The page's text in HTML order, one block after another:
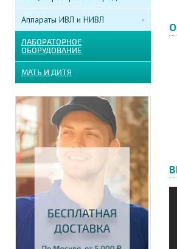
Аппараты ИВЛ и НИВЛ
ЛАБОРАТОРНОЕ
ОБОРУДОВАНИЕ
МАТЬ И ДИТЯ